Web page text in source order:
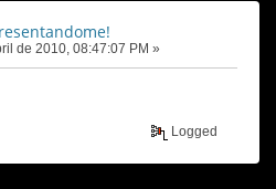
de 2010, 08:47:07 PM »
Logged